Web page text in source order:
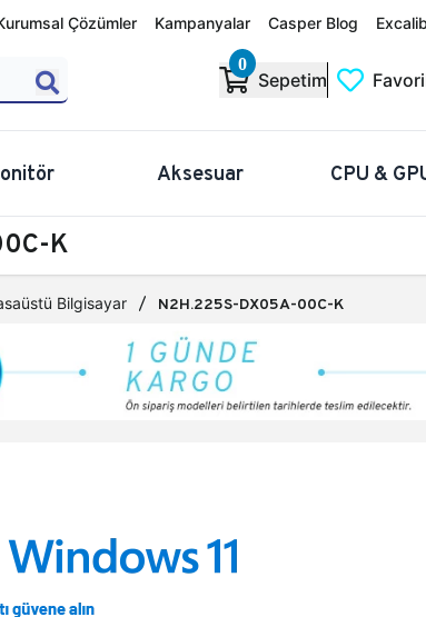
Çözümler Kampanyalar Casper Blog
0
Sepetim
Aksesuar CPU &
K
Bilgisayar N2H.225S-DX05A-00C-K